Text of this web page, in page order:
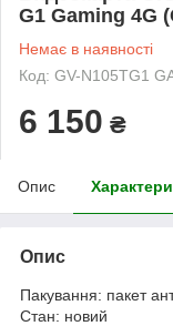
G1 Gaming 4G
Немає в наявності
Код: GV-N105TG1
6 150 ₴
Опис
Опис
Пакування: пакет
Стан: новий